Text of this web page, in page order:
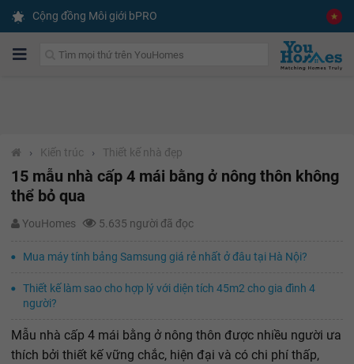
Cộng đồng Môi giới bPRO
› Kiến trúc › Thiết kế nhà đẹp
15 mẫu nhà cấp 4 mái bằng ở nông thôn không
thể bỏ qua
YouHomes 5.635 người đã đọc
Mua máy tính bảng Samsung giá rẻ nhất ở đâu tại Hà Nội?
Thiết kế làm sao cho hợp lý với diện tích 45m2 cho gia đình 4
người?
Mẫu nhà cấp 4 mái bằng ở nông thôn được nhiều người ưa
thích bởi thiết kế vững chắc, hiện đại và có chi phí thấp,